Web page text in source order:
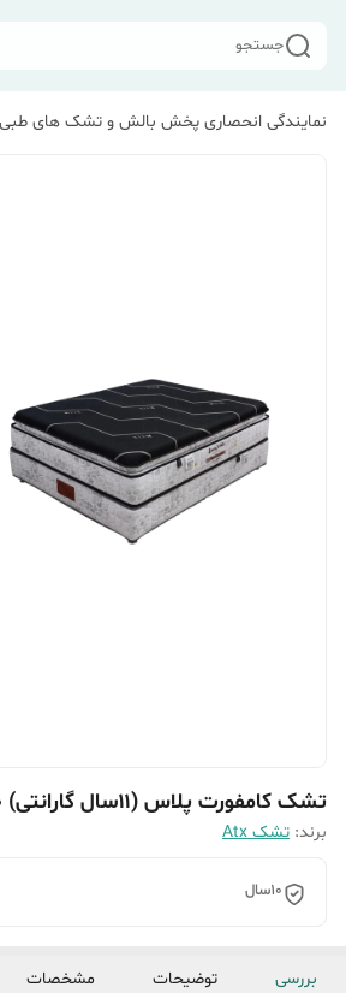
جستجو
نمایندگی انحصاری پخش بالش و تشک های طبی
تشک کامفورت پلاس (۱۱سال گارانتی) 200*180
برند: تشک Atx
10سال
بررسی توضیحات مشخصات